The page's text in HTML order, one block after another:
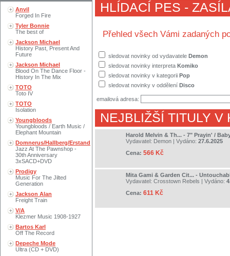
Anvil
Forged In Fire
Tyler Bonnie
The best of
Jackson Michael
History Past, Present And
Future
Jackson Michael
Blood On The Dance Floor -
History In The Mix
TOTO
Toto IV
TOTO
Isolation
Youngbloods
Youngbloods / Earth Music /
Elephant Mountain
Domnerus/Hallberg/Erstand
Jazz At The Pawnshop -
30th Anniversary
3xSACD+DVD
Prodigy
Music For The Jilted
Generation
Jackson Alan
Freight Train
V/A
Klezmer Music 1908-1927
Bartos Karl
Off The Record
Depeche Mode
Ultra (CD + DVD)
HLÍDACÍ PES -
Přehled všech Vámi zadaných
sledovat novinky od vydavatele Demon
sledovat novinky interpreta Komiko
sledovat novinky v kategorii Pop
sledovat novinky v oddělení Disco
emailová adresa:
NEJBLIŽŠÍ TITULY V
Harold Melvin & Th... - 7" Prayin' /
Vydavatel: Demon | Vydáno: 27.6.2025
Cena: 566 Kč
Mita Gami & Garden Cit... -
Vydavatel: Crosstown Rebels | Vydáno:
Cena: 611 Kč